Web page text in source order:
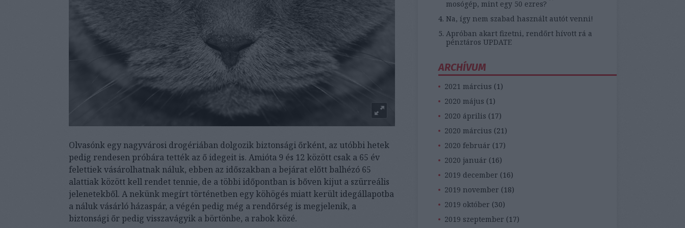
Olvasónk egy nagyvárosi drogériában dolgozik biztonsági őrként, az utóbbi hetek
pedig rendesen próbára tették az ő idegeit is. Amióta 9 és 12 között csak a 65 év
felettiek vásárolhatnak náluk, ebben az időszakban a bejárat előtt balhézó 65
alattiak között kell rendet tennie, de a többi időpontban is bőven kijut a szürreális
jelenetekből. A nekünk megírt történetben egy köhögés miatt került idegállapotba
a náluk vásárló házaspár, a végén pedig még a rendőrség is megjelenik, a
biztonsági őr pedig visszavágyik a börtönbe, a rabok közé.
mosógép, mint egy 50 ezres?
Na, így nem szabad használt autót venni!
Apróban akart fizetni, rendőrt hívott rá a
pénztáros UPDATE
ARCHÍVUM
2021 március (1 )
2020 május (1 )
2020 április (17)
2020 március (21 )
2020 február (17)
2020 január (16)
2019 december (16)
2019 november (18)
2019 október (30)
2019 szeptember (17)